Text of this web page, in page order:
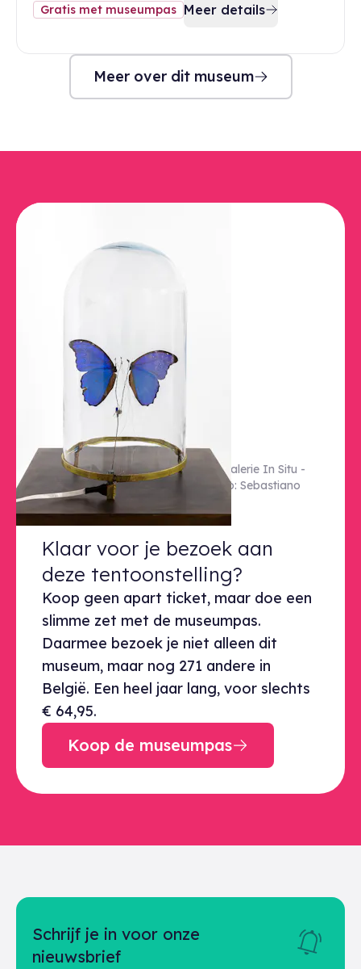
Gratis met museumpas Meer details
Meer over dit museum
© Courtesy de Vivien Roubaud & galerie In Situ -
fabienne leclerc, Grand Paris. Photo: Sebastiano
Pellion di Persano
Klaar voor je bezoek aan deze
Klaar voor je bezoek aan
deze tentoonstelling?
Koop geen apart ticket, maar doe een
slimme zet met de museumpas.
Daarmee bezoek je niet alleen dit
museum, maar nog 271 andere in
België. Een heel jaar lang, voor slechts
€ 64,95.
Koop de museumpas
Schrijf je in voor onze
nieuwsbrief